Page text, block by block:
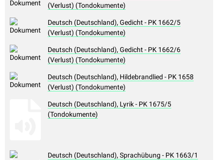
(Verlust) (Tondokumente)
Deutsch (Deutschland), Gedicht - PK 1662/5
(Verlust) (Tondokumente)
Deutsch (Deutschland), Gedicht - PK 1662/6
(Verlust) (Tondokumente)
Deutsch (Deutschland), Hildebrandlied - PK 1658
(Verlust) (Tondokumente)
Deutsch (Deutschland), Lyrik - PK 1675/5
(Tondokumente)
Deutsch (Deutschland), Sprachübung - PK 1663/1